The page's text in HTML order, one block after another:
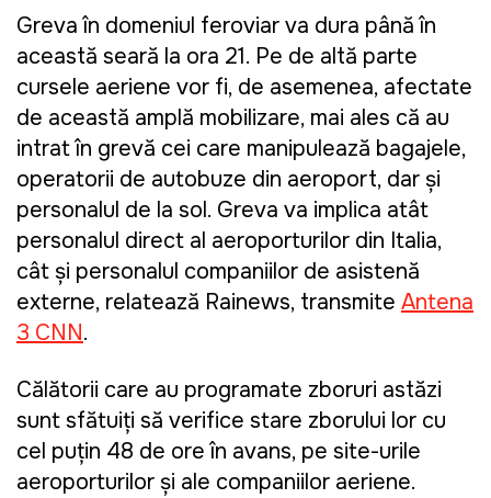
Greva în domeniul feroviar va dura până în
această seară la ora 21. Pe de altă parte
cursele aeriene vor fi, de asemenea, afectate
de această amplă mobilizare, mai ales că au
intrat în grevă cei care manipulează bagajele,
operatorii de autobuze din aeroport, dar și
personalul de la sol. Greva va implica atât
personalul direct al aeroporturilor din Italia,
cât și personalul companiilor de asistență
externe, relatează Rainews, transmite Antena
3 CNN.
Călătorii care au programate zboruri astăzi
sunt sfătuiţi să verifice stare zborului lor cu
cel puţin 48 de ore în avans, pe site-urile
aeroporturilor și ale companiilor aeriene.